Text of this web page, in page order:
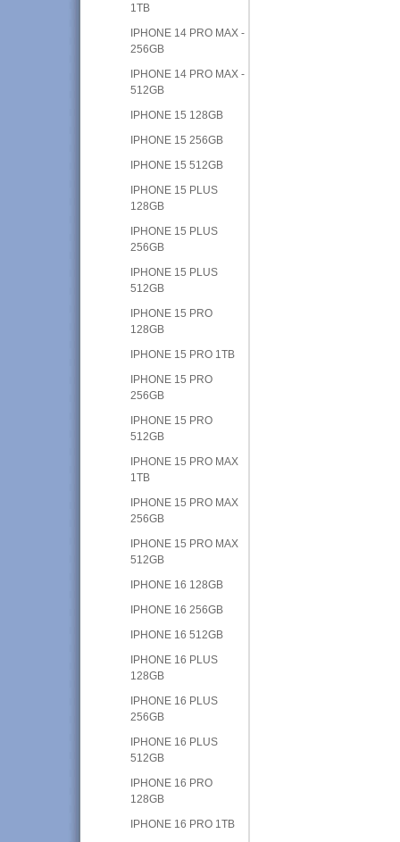
1TB
IPHONE 14 PRO MAX -
256GB
IPHONE 14 PRO MAX -
512GB
IPHONE 15 128GB
IPHONE 15 256GB
IPHONE 15 512GB
IPHONE 15 PLUS
128GB
IPHONE 15 PLUS
256GB
IPHONE 15 PLUS
512GB
IPHONE 15 PRO
128GB
IPHONE 15 PRO 1TB
IPHONE 15 PRO
256GB
IPHONE 15 PRO
512GB
IPHONE 15 PRO MAX
1TB
IPHONE 15 PRO MAX
256GB
IPHONE 15 PRO MAX
512GB
IPHONE 16 128GB
IPHONE 16 256GB
IPHONE 16 512GB
IPHONE 16 PLUS
128GB
IPHONE 16 PLUS
256GB
IPHONE 16 PLUS
512GB
IPHONE 16 PRO
128GB
IPHONE 16 PRO 1TB